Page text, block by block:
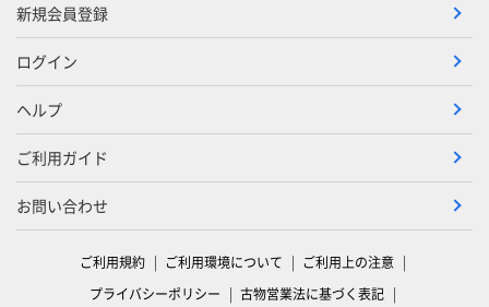
新規会員登録
ログイン
ヘルプ
ご利用ガイド
お問い合わせ
ご利用規約 ご利用環境について
ご利用上の注意
プライバシーポリシー
古物営業法に基づく表記